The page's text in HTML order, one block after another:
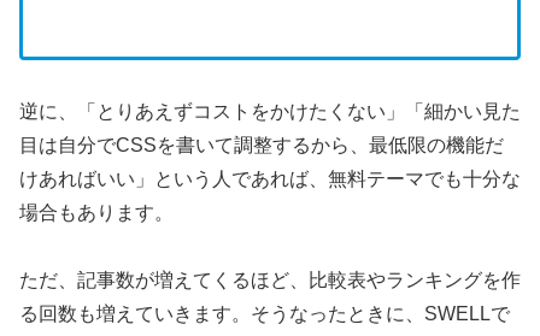
逆に、「とりあえずコストをかけたくない」「細かい見た
目は自分でCSSを書いて調整するから、最低限の機能だ
けあればいい」という人であれば、無料テーマでも十分な
場合もあります。
ただ、記事数が増えてくるほど、比較表やランキングを作
る回数も増えていきます。そうなったときに、SWELLで